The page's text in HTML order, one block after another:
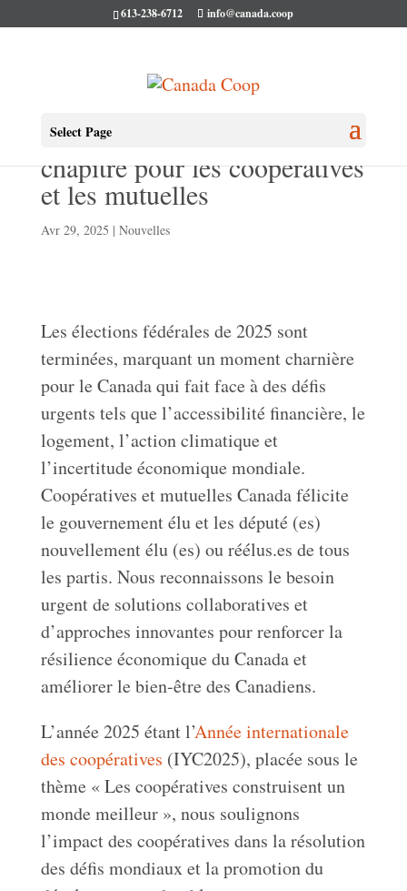
613-238-6712 info@canada.coop
Select Page
Le Canada vote: un nouveau
chapitre pour les coopératives
et les mutuelles
Avr 29, 2025 | Nouvelles
Les élections fédérales de 2025 sont
terminées, marquant un moment charnière
pour le Canada qui fait face à des défis
urgents tels que l’accessibilité financière, le
logement, l’action climatique et
l’incertitude économique mondiale.
Coopératives et mutuelles Canada félicite
le gouvernement élu et les député (es)
nouvellement élu (es) ou réélus.es de tous
les partis. Nous reconnaissons le besoin
urgent de solutions collaboratives et
d’approches innovantes pour renforcer la
résilience économique du Canada et
améliorer le bien-être des Canadiens.
L’année 2025 étant l’Année internationale
des coopératives (IYC2025), placée sous le
thème « Les coopératives construisent un
monde meilleur », nous soulignons
l’impact des coopératives dans la résolution
des défis mondiaux et la promotion du